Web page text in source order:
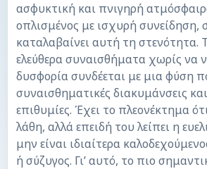
ασφυκτική και πνιγηρή
οπλισμένος με ισχυρή συνείδηση,
καταλαβαίνει αυτή τη στενότητα.
ελεύθερα συναισθήματα χωρίς να
δυσφορία συνδέεται με μια φύση
συναισθηματικές διακυμάνσεις
επιθυμίες. Έχει το πλεονέκτημα
λάθη, αλλά επειδή του λείπει η
μην είναι ιδιαίτερα
ή σύζυγος. Γι’ αυτό, το πιο